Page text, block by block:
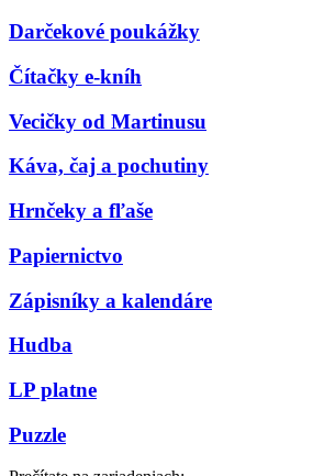
Darčekové poukážky
Čítačky e-kníh
Vecičky od Martinusu
Káva, čaj a pochutiny
Hrnčeky a fľaše
Papiernictvo
Zápisníky a kalendáre
Hudba
LP platne
Puzzle